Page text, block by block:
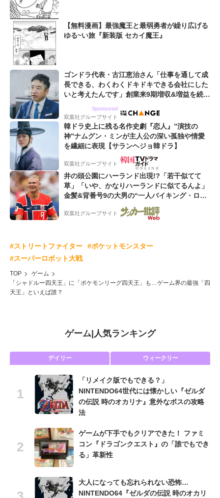
【無料漫画】最強魔王と最弱勇者が繰り広げる
ゆる~い旅『新装版 セカイ魔王』
ゴンドラ代表・古江恵治さん「仕事を通して成
長できる、わくわくドキドキできる会社にした
いと考えたんです」創業来9期増収&増益を続け
Sponsored
双葉社グループサイト
韓ドラ史上に残る名作史劇『恋人』”演技の
神”ナムグン・ミンが主人公の深い孤独や情愛
を繊細に表現【サランヘジョ韓ドラ】
双葉社グループサイト
井の頭公園にハーランド出現!?「若干似てて
草」「いや、かなりハーランドに似てるんよ」
金髪&背番号9の大男の“一人バイキング・ロ
ー”映像が話題!「元気をもらった」
双葉社グループサイト
#ストリートファイター
#ポケットモンスター
#スーパーロボット大戦
TOP
ゲーム
「シャドルー四天王」に「ポケモンリーグ四天王」も…ゲーム界の最強「四
天王」といえば誰？
ゲーム| 人気ランキング
デイリー ウィークリー
「リメイク版でもできる？」
NINTENDO64世代には懐かしい『ゼルダ
の伝説 時のオカリナ』意外なボスの攻略
法
ゲームが下手でもクリアできた！ ファミ
コン『ドラゴンクエスト』の「誰でもでき
る」革新性
大人になっても忘れられない恐怖…
NINTENDO64『ゼルダの伝説 時のオカリ